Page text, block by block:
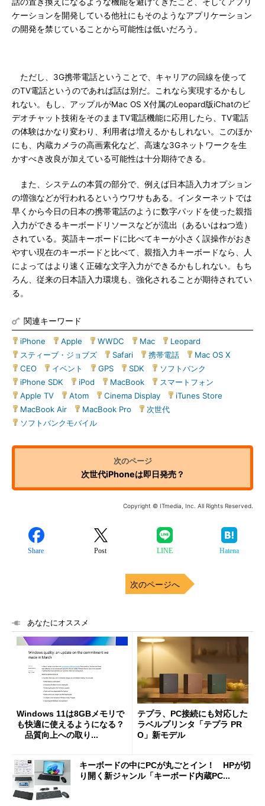
ケーションを開発している他社にもそのようなアプリケーション
の開発を禁じていることから可能性は低いだろう。
ただし、3G携帯電話ということで、キャリアの回線を使って
のTV電話というのであれば話は別だ。これなら実現するかもし
れない。もし、アップルがMac OS X付属のLeopard版iChatのビ
デオチャット技術をそのままTV電話機能に応用したら、TV電話
の体験はかなり変わり、利用者は増えるかもしれない。このほか
にも、内蔵カメラの高画素化など、高速な3Gネットワークを生
かすべき改良が加えている可能性は十分期待できる。
また、システムの本質の部分で、例えば日本語入力オプション
の増強などが行われるというウワサもある。インターネットでは
早くから今日の日本の携帯電話のように数字パッドを使った親指
入力ができるキーボードリソースなどが流出（あるいはねつ造）
されている。英語キーボードに比べてキーが小さく誤操作がおき
やすい現在のキーボードと比べて、親指入力キーボードなら、人
によってはより速く正確な文字入力ができるかもしれない。もち
ろん、従来の日本語入力環境も、強化されることが期待されてい
る。
関連キーワード
iPhone Apple WWDC Mac Leopard
スティーブ・ジョブズ
Safari 携帯電話 Mac OS X
CEO
イベント GPS SDK ソフトバンク
iPhone SDK
iPod MacBook スマートフォン
Apple TV
Atom Cinema Display iTunes Store
MacBook Air
MacBook Pro 次世代
ソフトバンクモバイル
次世代iPhoneは即日発売？
Copyright © ITmedia, Inc. All Rights Reserved.
Share Post LINE Hatena
次のページへ
あなたにオススメ
Windows 11は8GBメモリで
も快適に使えるようになる？
品質向上への取り...
テプラ、PC接続にも対応した
ラベルプリンタ「テプラ PR
O」新モデル
キーボードの中にPCが丸ごとイン！ HPが切
り開く新ジャンル「キーボード内蔵PC...